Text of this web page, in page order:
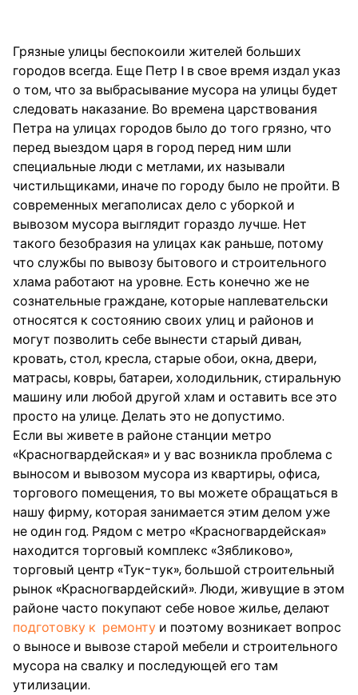
Грязные улицы беспокоили жителей больших
городов всегда. Еще Петр I в свое время издал указ
о том, что за выбрасывание мусора на улицы будет
следовать наказание. Во времена царствования
Петра на улицах городов было до того грязно, что
перед выездом царя в город перед ним шли
специальные люди с метлами, их называли
чистильщиками, иначе по городу было не пройти. В
современных мегаполисах дело с уборкой и
вывозом мусора выглядит гораздо лучше. Нет
такого безобразия на улицах как раньше, потому
что службы по вывозу бытового и строительного
хлама работают на уровне. Есть конечно же не
сознательные граждане, которые наплевательски
относятся к состоянию своих улиц и районов и
могут позволить себе вынести старый диван,
кровать, стол, кресла, старые обои, окна, двери,
матрасы, ковры, батареи, холодильник, стиральную
машину или любой другой хлам и оставить все это
просто на улице. Делать это не допустимо.
Если вы живете в районе станции метро
«Красногвардейская» и у вас возникла проблема с
выносом и вывозом мусора из квартиры, офиса,
торгового помещения, то вы можете обращаться в
нашу фирму, которая занимается этим делом уже
не один год. Рядом с метро «Красногвардейская»
находится торговый комплекс «Зябликово»,
торговый центр «Тук-тук», большой строительный
рынок «Красногвардейский». Люди, живущие в этом
районе часто покупают себе новое жилье, делают
подготовку к ремонту и поэтому возникает вопрос
о выносе и вывозе старой мебели и строительного
мусора на свалку и последующей его там
утилизации.